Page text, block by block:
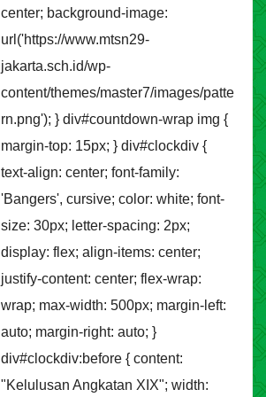
center; background-image:
url('https://www.mtsn29-
jakarta.sch.id/wp-
content/themes/master7/images/patte
rn.png'); } div#countdown-wrap img {
margin-top: 15px; } div#clockdiv {
text-align: center; font-family:
'Bangers', cursive; color: white; font-
size: 30px; letter-spacing: 2px;
display: flex; align-items: center;
justify-content: center; flex-wrap:
wrap; max-width: 500px; margin-left:
auto; margin-right: auto; }
div#clockdiv:before { content:
"Kelulusan Angkatan XIX"; width: